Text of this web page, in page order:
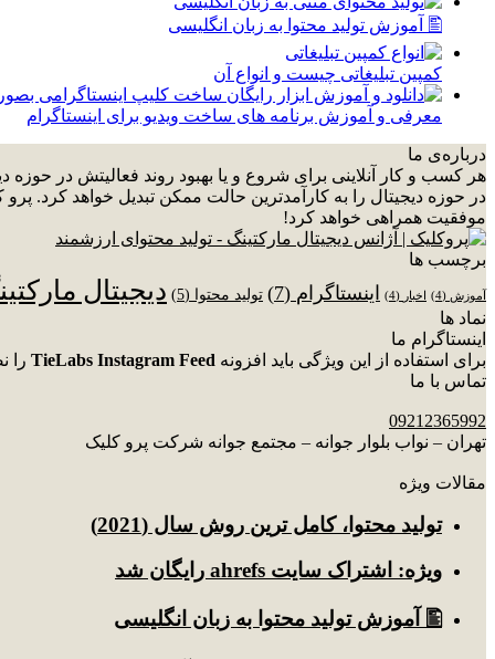
🖺 آموزش تولید محتوا به زبان انگلیسی
کمپین تبلیغاتی چیست و انواع آن
معرفی و آموزش برنامه های ساخت ویدیو برای اینستاگرام
درباره‌ی ما
هر کسب و کار آنلاینی برای شروع و یا بهبود روند فعالیتش در
در حوزه دیجیتال را به کارآمدترین حالت ممکن تبدیل خواهد کرد.
موفقیت همراهی خواهد کرد!
برچسب ها
آموزش (4) اخبار (4) اینستاگرام (7) تولید محتوا (5) دیجیتال
نماد ها
اینستاگرام ما
برای استفاده از این ویژگی باید افزونه TieLabs Instagram Feed را
تماس با ما
09212365992
تهران – نواب بلوار جوانه – مجتمع جوانه شرکت پرو کلیک
مقالات ویژه
توليد محتوا، کامل ترین روش سال (2021)
ویژه: اشتراک سایت ahrefs رایگان شد
🖺 آموزش تولید محتوا به زبان انگلیسی